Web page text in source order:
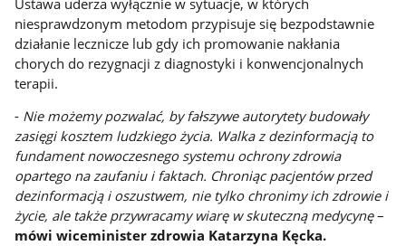
niesprawdzonym metodom przypisuje się bezpodstawnie
działanie lecznicze lub gdy ich promowanie nakłania
chorych do rezygnacji z diagnostyki i konwencjonalnych
terapii.
- Nie możemy pozwalać, by fałszywe autorytety budowały
zasięgi kosztem ludzkiego życia. Walka z dezinformacją to
fundament nowoczesnego systemu ochrony zdrowia
opartego na zaufaniu i faktach. Chroniąc pacjentów przed
dezinformacją i oszustwem, nie tylko chronimy ich zdrowie i
życie, ale także przywracamy wiarę w skuteczną medycynę–
mówi wiceminister zdrowia Katarzyna Kęcka.